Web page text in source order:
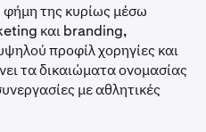
φήμη της κυρίως μέσω
και branding,
προφίλ χορηγίες και
τα δικαιώματα ονομασίας
με αθλητικές